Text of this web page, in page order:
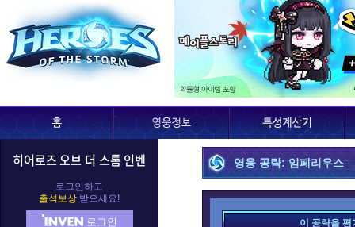
히어로즈 오브 더 스톰 인벤
로그인하고
출석보상 받으세요!
로그인
영웅 공략: 임페리우스
이 공략을